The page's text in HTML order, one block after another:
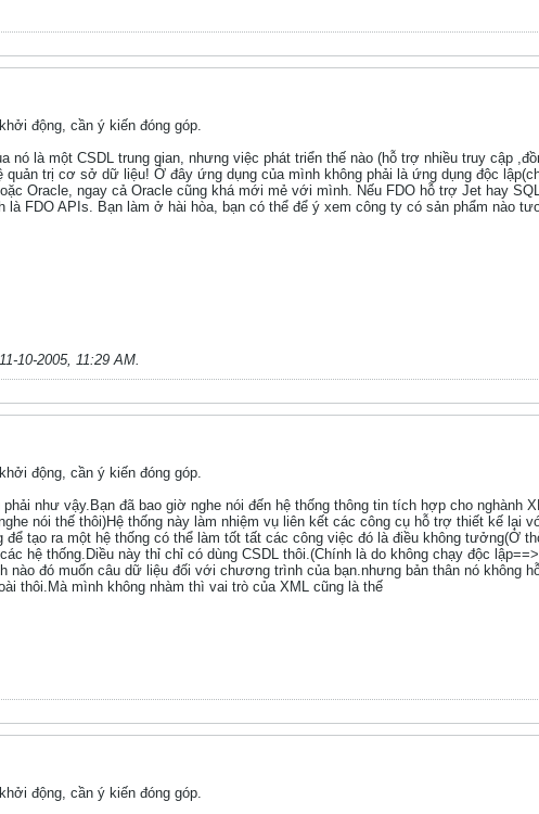
động, cần ý kiến đóng góp.
nó là một CSDL trung gian, nhưng việc phát triển thế nào (hỗ trợ nhiều truy cập
quản trị cơ sở dữ liệu! Ở đây ứng dụng của mình không phải là ứng dụng độc
Oracle, ngay cả Oracle cũng khá mới mẻ với mình. Nếu FDO hỗ trợ Jet hay
là FDO APIs. Bạn làm ở hài hòa, bạn có thể để ý xem công ty có sản phẩm nào
11-10-2005, 11:29 AM.
động, cần ý kiến đóng góp.
phải như vậy.Bạn đã bao giờ nghe nói đến hệ thống thông tin tích hợp cho
nói thế thôi)Hệ thống này làm nhiệm vụ liên kết các công cụ hỗ trợ thiết kế lại
tạo ra một hệ thống có thể làm tốt tất các công việc đó là điều không tưởng(Ở
hệ thống.Diều này thỉ chỉ có dùng CSDL thôi.(Chính là do không chạy độc
nào đó muốn câu dữ liệu đối với chương trình của bạn.nhưng bản thân nó không
thôi.Mà mình không nhàm thì vai trò của XML cũng là thế
động, cần ý kiến đóng góp.